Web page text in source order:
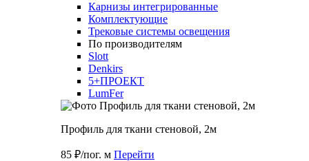
Карнизы интегрированные
Комплектующие
Трековые системы освещения
По производителям
Slott
Denkirs
5+ПРОЕКТ
LumFer
Профиль для ткани стеновой, 2м
85 ₽/пог. м Перейти